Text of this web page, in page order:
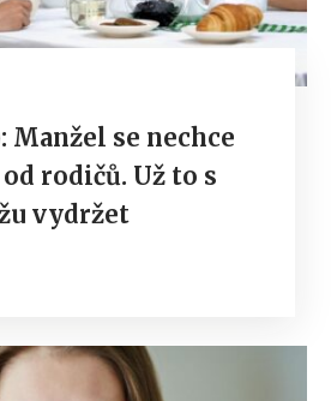
Manžel se nechce
rodičů. Už to s
vydržet